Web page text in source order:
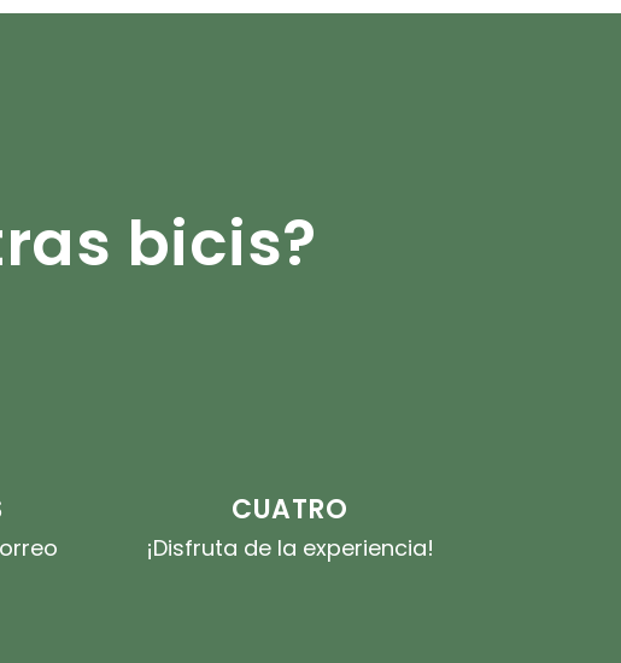
bicis?
CUATRO
¡Disfruta de la experiencia!